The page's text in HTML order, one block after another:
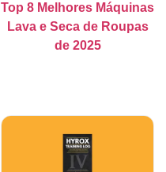
Top 8 Melhores Máquinas
Lava e Seca de Roupas
de 2025